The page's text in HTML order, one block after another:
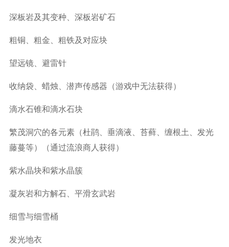
深板岩及其变种、深板岩矿石
粗铜、粗金、粗铁及对应块
望远镜、避雷针
收纳袋、蜡烛、潜声传感器（游戏中无法获得）
滴水石锥和滴水石块
繁茂洞穴的各元素（杜鹃、垂滴液、苔藓、缠根土、发光
藤蔓等）（通过流浪商人获得）
紫水晶块和紫水晶簇
凝灰岩和方解石、平滑玄武岩
细雪与细雪桶
发光地衣